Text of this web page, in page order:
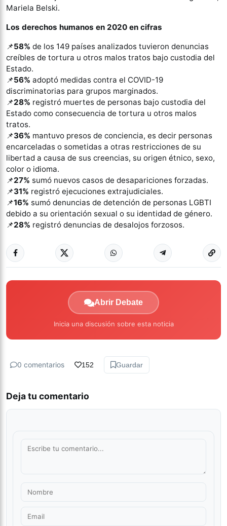
Mariela Belski.
Los derechos humanos en 2020 en cifras
📌58% de los 149 países analizados tuvieron denuncias
creíbles de tortura u otros malos tratos bajo custodia del
Estado.
📌56% adoptó medidas contra el COVID-19
discriminatorias para grupos marginados.
📌28% registró muertes de personas bajo custodia del
Estado como consecuencia de tortura u otros malos
tratos.
📌36% mantuvo presos de conciencia, es decir personas
encarceladas o sometidas a otras restricciones de su
libertad a causa de sus creencias, su origen étnico, sexo,
color o idioma.
📌27% sumó nuevos casos de desapariciones forzadas.
📌31% registró ejecuciones extrajudiciales.
📌16% sumó denuncias de detención de personas LGBTI
debido a su orientación sexual o su identidad de género.
📌28% registró denuncias de desalojos forzosos.
Abrir Debate
Inicia una discusión sobre esta noticia
0 comentarios 152 Guardar
Deja tu comentario